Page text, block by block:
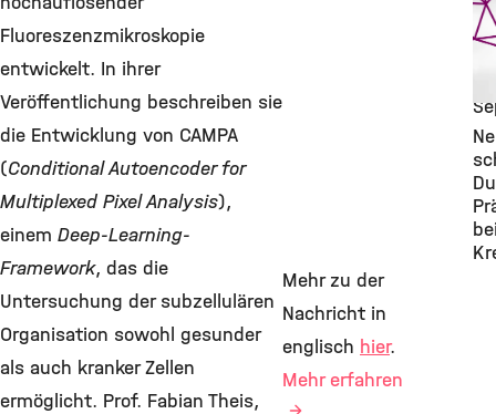
Fluoreszenzmikroskopie
entwickelt. In ihrer
Veröffentlichung beschreiben sie
die Entwicklung von CAMPA
(Conditional Autoencoder for
Multiplexed Pixel Analysis),
einem Deep-Learning-
Framework, das die
Untersuchung der subzellulären
Organisation sowohl gesunder
als auch kranker Zellen
ermöglicht. Prof. Fabian Theis,
Mehr zu der
Nachricht in
englisch hier.
Mehr erfahren